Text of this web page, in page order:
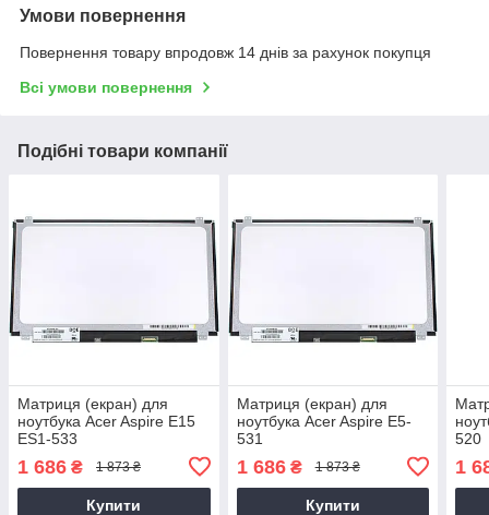
Умови повернення
Повернення товару впродовж 14 днів за рахунок покупця
Всі умови повернення
Подібні товари компанії
Матриця (екран) для
ноутбука Acer Aspire E15
ES1-533
1 686 ₴ 1 873 ₴
Купити
Матриця (екран) для
ноутбука Acer Aspire E5-
531
1 686₴ 1 873 ₴
Купити
520
1